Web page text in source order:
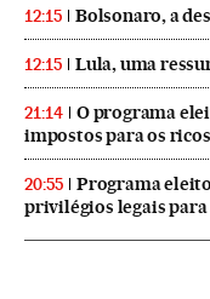
12:15 Bolsonaro, a
12:15 Lula, uma
21:14
O programa
impostos para os
20:55
Programa
privilégios legais para